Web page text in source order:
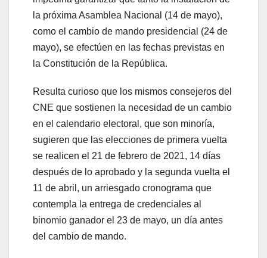
la próxima Asamblea Nacional (14 de mayo),
como el cambio de mando presidencial (24 de
mayo), se efectúen en las fechas previstas en
la Constitución de la República.
Resulta curioso que los mismos consejeros del
CNE que sostienen la necesidad de un cambio
en el calendario electoral, que son minoría,
sugieren que las elecciones de primera vuelta
se realicen el 21 de febrero de 2021, 14 días
después de lo aprobado y la segunda vuelta el
11 de abril, un arriesgado cronograma que
contempla la entrega de credenciales al
binomio ganador el 23 de mayo, un día antes
del cambio de mando.